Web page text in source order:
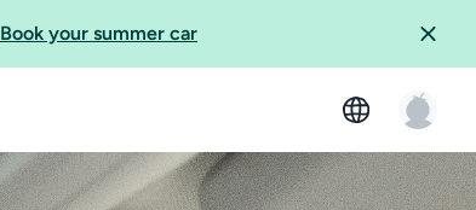
Book your summer car